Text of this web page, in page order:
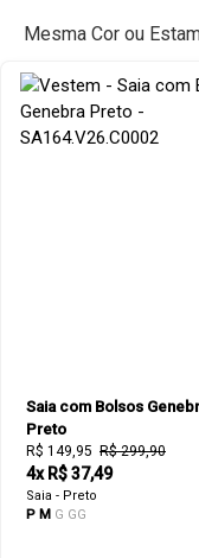
Mesma Cor ou
Saia com Bolsos
Preto
R$ 149,95 R$ 299,90
4x R$ 37,49
Saia - Preto
P M G GG